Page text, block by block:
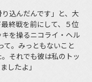
込んだんです」と、大
終戦を前にして、５位
を操るニコライ・ヘル
。みっともないこと
それでも彼は私のトッ
したよ」